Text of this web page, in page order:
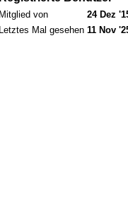
Mitglied von
24 Dez
Letztes Mal gesehen 11 Nov